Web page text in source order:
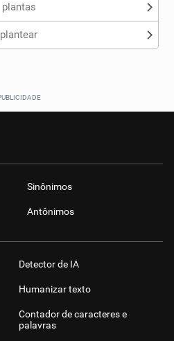
plantas
plantear
Sinônimos
Antônimos
Detector de IA
Humanizar texto
Contador de caracteres e
palavras